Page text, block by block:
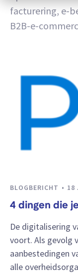
facturering, e-
B2B-e-
BLOGBERICHT 18
4 dingen die
De digitalisering
voort. Als gevolg
aanbestedingen
alle